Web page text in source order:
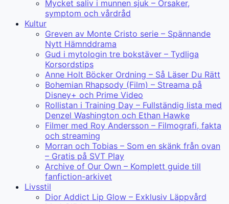
Mycket saliv i munnen sjuk – Orsaker,
symptom och vårdråd
Kultur
Greven av Monte Cristo serie – Spännande
Nytt Hämnddrama
Gud i mytologin tre bokstäver – Tydliga
Korsordstips
Anne Holt Böcker Ordning – Så Läser Du Rätt
Bohemian Rhapsody (Film) – Streama på
Disney+ och Prime Video
Rollistan i Training Day – Fullständig lista med
Denzel Washington och Ethan Hawke
Filmer med Roy Andersson – Filmografi, fakta
och streaming
Morran och Tobias – Som en skänk från ovan
– Gratis på SVT Play
Archive of Our Own – Komplett guide till
fanfiction-arkivet
Livsstil
Dior Addict Lip Glow – Exklusiv Läppvård